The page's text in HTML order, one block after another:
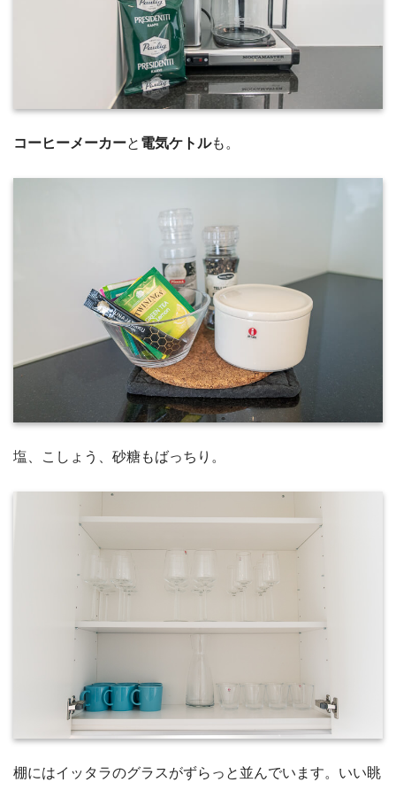
コーヒーメーカーと 電気ケトルも。
塩、こしょう、砂糖もばっちり。
棚にはイッタラのグラスがずらっと並んでいます。いい眺